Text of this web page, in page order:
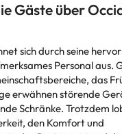
Gäste über
sich durch seine
Personal aus.
das
erwähnen störende
Schränke. Trotzdem
den Komfort und